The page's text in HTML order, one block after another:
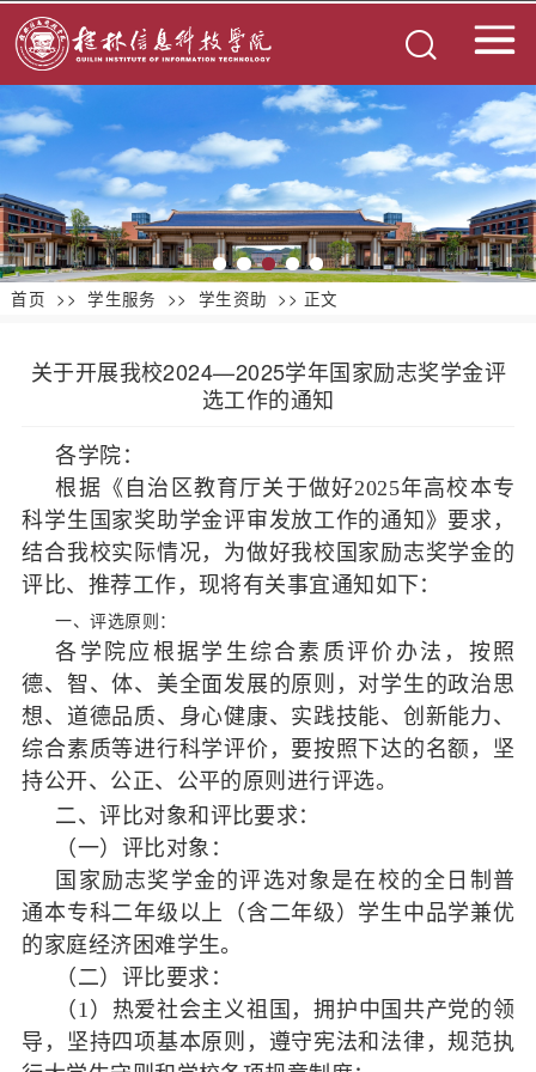
首页 >> 学生服务 >> 学生资助 >> 正文
关于开展我校2024—2025学年国家励志奖学金评
选工作的通知
各学院：
根据《自治区教育厅关于做好2025年高校本专
科学生国家奖助学金评审发放工作的通知》要求，
结合我校实际情况，为做好我校国家励志奖学金的
评比、推荐工作，现将有关事宜通知如下：
一、评选原则：
各学院应根据学生综合素质评价办法，按照
德、智、体、美全面发展的原则，对学生的政治思
想、道德品质、身心健康、实践技能、创新能力、
综合素质等进行科学评价，要按照下达的名额，坚
持公开、公正、公平的原则进行评选。
二、评比对象和评比要求：
（一）评比对象：
国家励志奖学金的评选对象是在校的全日制普
通本专科二年级以上（含二年级）学生中品学兼优
的家庭经济困难学生。
（二）评比要求：
（1）热爱社会主义祖国，拥护中国共产党的领
导，坚持四项基本原则，遵守宪法和法律，规范执